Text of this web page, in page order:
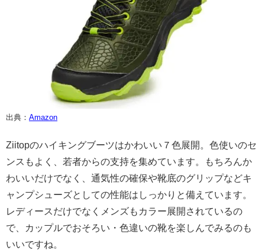
出典： Amazon
Ziitopのハイキングブーツはかわいい７色展開。色使いのセ
ンスもよく、若者からの支持を集めています。もちろんか
わいいだけでなく、通気性の確保や靴底のグリップなどキ
ャンプシューズとしての性能はしっかりと備えています。
レディースだけでなくメンズもカラー展開されているの
で、カップルでおそろい・色違いの靴を楽しんでみるのも
いいですね。